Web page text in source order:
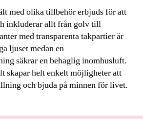
med olika tillbehör erbjuds för att
inkluderar allt från golv till
med transparenta takpartier är
ljuset medan en
säkrar en behaglig inomhusluft.
skapar helt enkelt möjligheter att
och bjuda på minnen för livet.